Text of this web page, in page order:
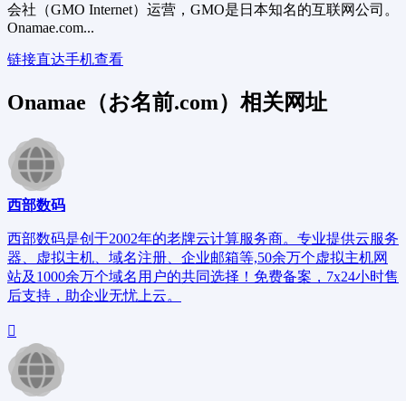
会社（GMO Internet）运营，GMO是日本知名的互联网公司。
Onamae.com...
链接直达手机查看
Onamae（お名前.com）相关网址
西部数码
西部数码是创于2002年的老牌云计算服务商。专业提供云服务
器、虚拟主机、域名注册、企业邮箱等,50余万个虚拟主机网
站及1000余万个域名用户的共同选择！免费备案，7x24小时售
后支持，助企业无忧上云。